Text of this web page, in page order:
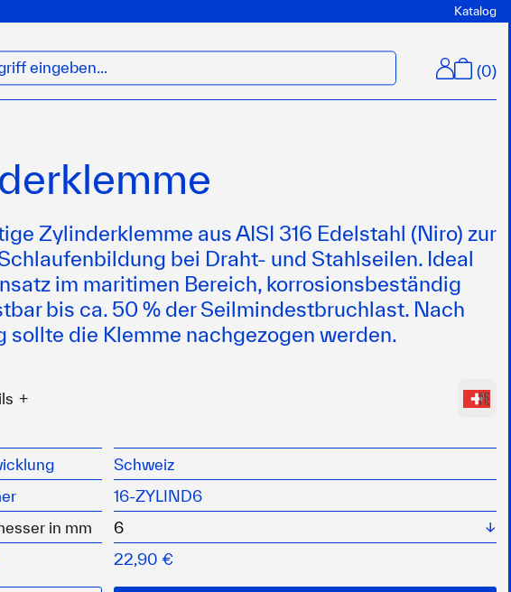
Katalog
(0)
Zylinderklemme aus AISI 316 Edelstahl (Niro) zur
bei Draht- und Stahlseilen. Ideal
im maritimen Bereich, korrosionsbeständig
bis ca. 50 % der Seilmindestbruchlast. Nach
sollte die Klemme nachgezogen werden.
Seilmindestbruchlast
Seilbelastung muss die Zylinderklemme nachgezogen werden
Schweiz
16-ZYLIND6
in mm
22,90 €